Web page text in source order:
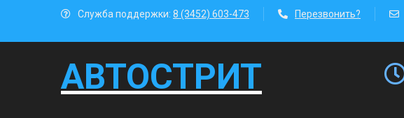
Служба поддержки: 8 (3452) 603-473 Перезвонить?
АВТОСТРИТ